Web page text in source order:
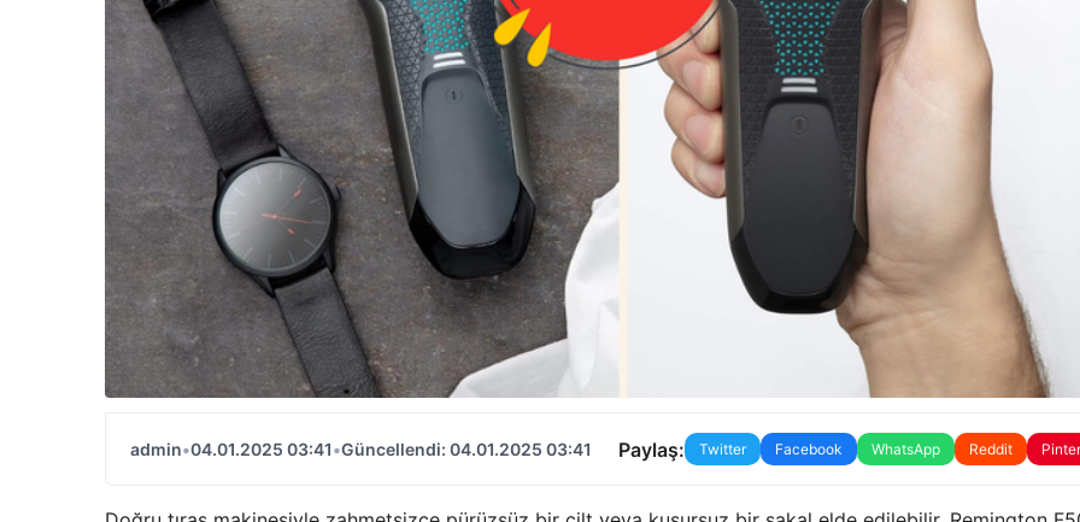
admin•04.01.2025 03:41•Güncellendi: 04.01.2025 03:41 Paylaş: Twitter Facebook WhatsApp Reddit